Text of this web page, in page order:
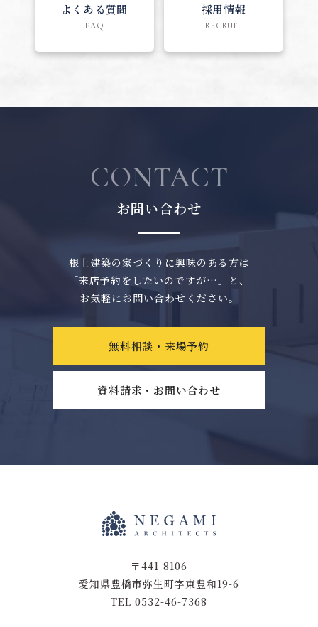
よくある質問
FAQ
採用情報
RECRUIT
CONTACT
お問い合わせ
根上建築の家づくりに興味のある方は
「来店予約をしたいのですが…」と、
お気軽にお問い合わせください。
無料相談・来場予約
資料請求・お問い合わせ
〒441-8106
愛知県豊橋市弥生町字東豊和19-6
TEL 0532-46-7368